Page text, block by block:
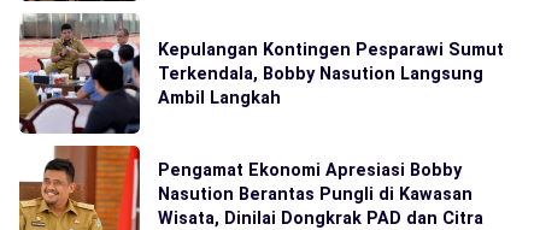
Kepulangan Kontingen Pesparawi Sumut
Terkendala, Bobby Nasution Langsung
Ambil Langkah
Pengamat Ekonomi Apresiasi Bobby
Nasution Berantas Pungli di Kawasan
Wisata, Dinilai Dongkrak PAD dan Citra